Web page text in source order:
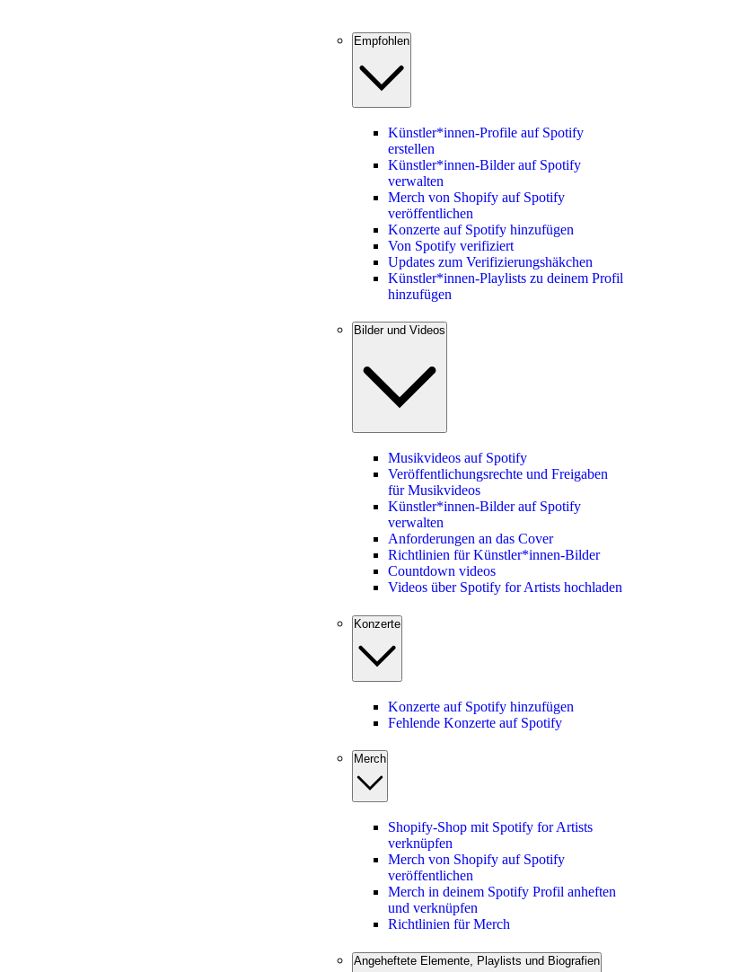
Empfohlen
Künstler*innen-Profile auf Spotify
erstellen
Künstler*innen-Bilder auf Spotify
verwalten
Merch von Shopify auf Spotify
veröffentlichen
Konzerte auf Spotify hinzufügen
Von Spotify verifiziert
Updates zum Verifizierungshäkchen
Künstler*innen-Playlists zu deinem Profil
hinzufügen
Bilder und Videos
Musikvideos auf Spotify
Veröffentlichungsrechte und Freigaben
für Musikvideos
Künstler*innen-Bilder auf Spotify
verwalten
Anforderungen an das Cover
Richtlinien für Künstler*innen-Bilder
Countdown videos
Videos über Spotify for Artists hochladen
Konzerte
Konzerte auf Spotify hinzufügen
Fehlende Konzerte auf Spotify
Merch
Shopify-Shop mit Spotify for Artists
verknüpfen
Merch von Shopify auf Spotify
veröffentlichen
Merch in deinem Spotify Profil anheften
und verknüpfen
Richtlinien für Merch
Angeheftete Elemente, Playlists und Biografien